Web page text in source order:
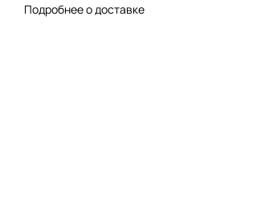
Подробнее о доставке